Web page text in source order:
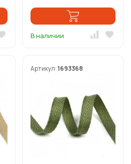
В наличии
Артикул:1693368